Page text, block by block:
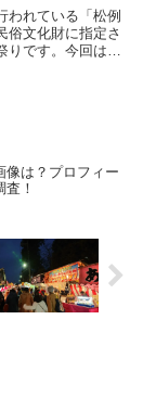
われている「松例
俗文化財に指定さ
りです。今回は
像は？プロフィー
！